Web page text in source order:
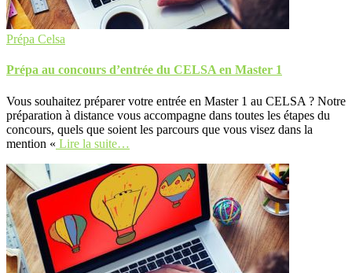
Prépa Celsa
Prépa au concours d’entrée du CELSA en Master 1
Vous souhaitez préparer votre entrée en Master 1 au CELSA ? Notre
préparation à distance vous accompagne dans toutes les étapes du
concours, quels que soient les parcours que vous visez dans la
mention « Lire la suite…